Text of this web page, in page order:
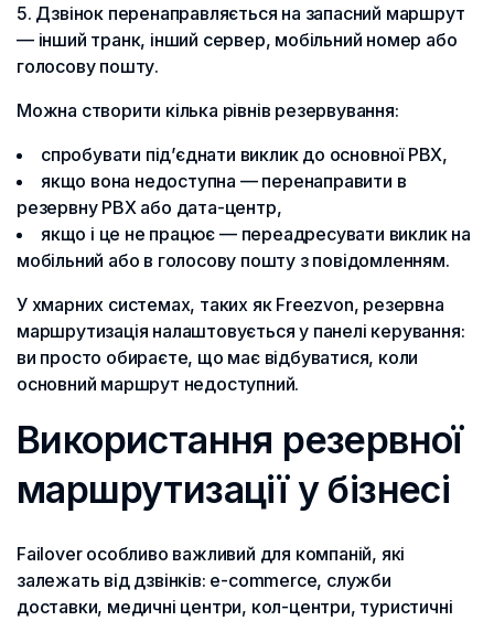
Дзвінок перенаправляється на запасний маршрут
— інший транк, інший сервер, мобільний номер або
голосову пошту.
Можна створити кілька рівнів резервування:
спробувати під’єднати виклик до основної PBX,
якщо вона недоступна — перенаправити в
резервну PBX або дата-центр,
якщо і це не працює — переадресувати виклик на
мобільний або в голосову пошту з повідомленням.
У хмарних системах, таких як Freezvon, резервна
маршрутизація налаштовується у панелі керування:
ви просто обираєте, що має відбуватися, коли
основний маршрут недоступний.
Використання резервної
маршрутизації у бізнесі
Failover особливо важливий для компаній, які
залежать від дзвінків: e-commerce, служби
доставки, медичні центри, кол-центри, туристичні